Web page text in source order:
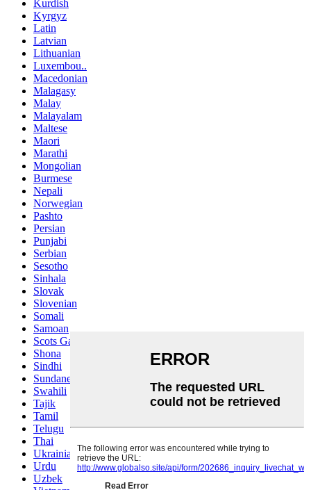
Kurdish
Kyrgyz
Latin
Latvian
Lithuanian
Luxembou..
Macedonian
Malagasy
Malay
Malayalam
Maltese
Maori
Marathi
Mongolian
Burmese
Nepali
Norwegian
Pashto
Persian
Punjabi
Serbian
Sesotho
Sinhala
Slovak
Slovenian
Somali
Samoan
Scots Gaelic
Shona
Sindhi
Sundanese
Swahili
Tajik
Tamil
Telugu
Thai
Ukrainian
Urdu
Uzbek